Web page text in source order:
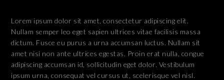
Lorem ipsum dolor sit amet, consectetur adipiscing elit.
Nullam semper leo eget sapien ultrices vitae facilisis massa
dictum. Fusce eu purus a urna accumsan luctus. Nullam sit
amet nisi non ante ultrices egestas. Proin erat nulla, congue
adipiscing accumsan id, sollicitudin eget dolor. Vestibulum
ipsum urna, consequat vel cursus ut, scelerisque vel nisl.